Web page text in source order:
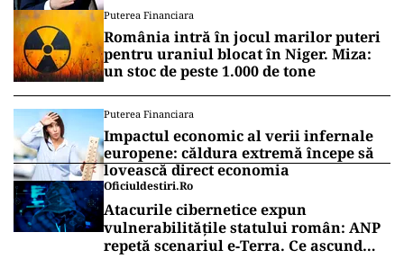
Puterea Financiara
România intră în jocul marilor puteri
pentru uraniul blocat în Niger. Miza:
un stoc de peste 1.000 de tone
Puterea Financiara
Impactul economic al verii infernale
europene: căldura extremă începe să
lovească direct economia
Oficiuldestiri.ro
Atacurile cibernetice expun
vulnerabilitățile statului român: ANP
repetă scenariul e‑Terra. Ce ascund